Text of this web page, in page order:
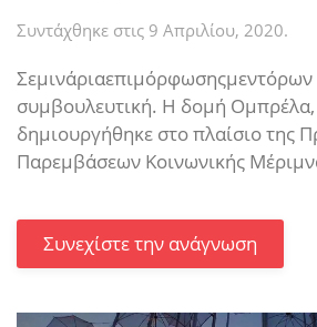
Συντάχθηκε στις 9 Απριλίου, 2020.
Σεμινάριαεπιμόρφωσηςμεντόρων
συμβουλευτική. Η δομή
δημιουργήθηκε στο πλαίσιο της
Παρεμβάσεων Κοινωνικής
Συνεχίστε την ανάγνωση